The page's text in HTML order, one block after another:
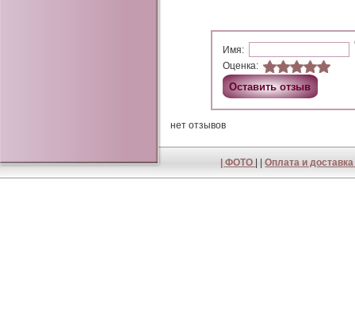
Имя:
Оценка:
нет отзывов
|ФОТО | |Оплата и